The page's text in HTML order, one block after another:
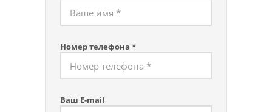
Номер телефона *
Ваш E-mail